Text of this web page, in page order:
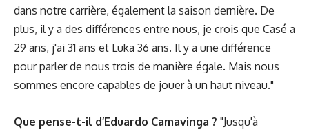
dans notre carrière, également la saison dernière. De
plus, il y a des différences entre nous, je crois que Casé a
29 ans, j'ai 31 ans et Luka 36 ans. Il y a une différence
pour parler de nous trois de manière égale. Mais nous
sommes encore capables de jouer à un haut niveau."
Que pense-t-il d’Eduardo Camavinga ? "Jusqu'à